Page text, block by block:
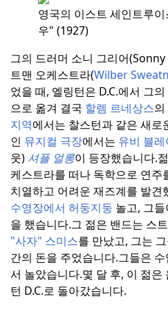
영국의 이스트 세인트루
우" (1927)
그의 드러머 소니 그리어
트맨 오케스트라(Wilber
었을 때, 엘링턴은 D.C.에서 그
으로 옮겨 결국 할렘 르네상스
지역에서는 찰스턴과 같은 새로
인 뮤지컬 극장에서는 유비 블레
웃) 셔플 얼롱이 등장했습니다.
케스트라를 떠나 독학으로 연주
치열하고 어려운 재즈계를 발견
수영장에서 허둥지둥 놀고, 그
을 했습니다.그 젊은 밴드는 스
"사자" 스미스를 만났고, 그는
간의 돈을 주었습니다.그들은
서 놀았습니다.몇 달 후, 이 젊은
턴 D.C.로 돌아갔습니다.